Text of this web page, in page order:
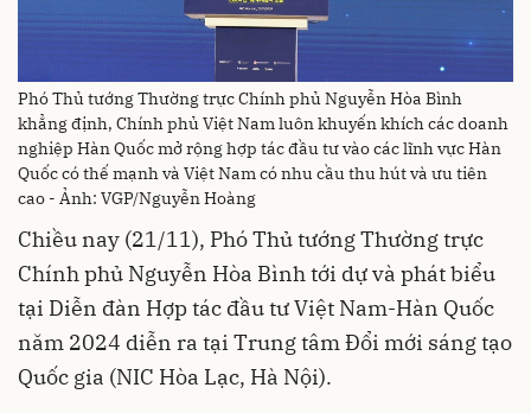
Phó Thủ tướng Thường trực Chính phủ Nguyễn Hòa Bình
khẳng định, Chính phủ Việt Nam luôn khuyến khích các doanh
nghiệp Hàn Quốc mở rộng hợp tác đầu tư vào các lĩnh vực Hàn
Quốc có thế mạnh và Việt Nam có nhu cầu thu hút và ưu tiên
cao - Ảnh: VGP/Nguyễn Hoàng
Chiều nay (21/11), Phó Thủ tướng Thường trực
Chính phủ Nguyễn Hòa Bình tới dự và phát biểu
tại Diễn đàn Hợp tác đầu tư Việt Nam-Hàn Quốc
năm 2024 diễn ra tại Trung tâm Đổi mới sáng tạo
Quốc gia (NIC Hòa Lạc, Hà Nội).